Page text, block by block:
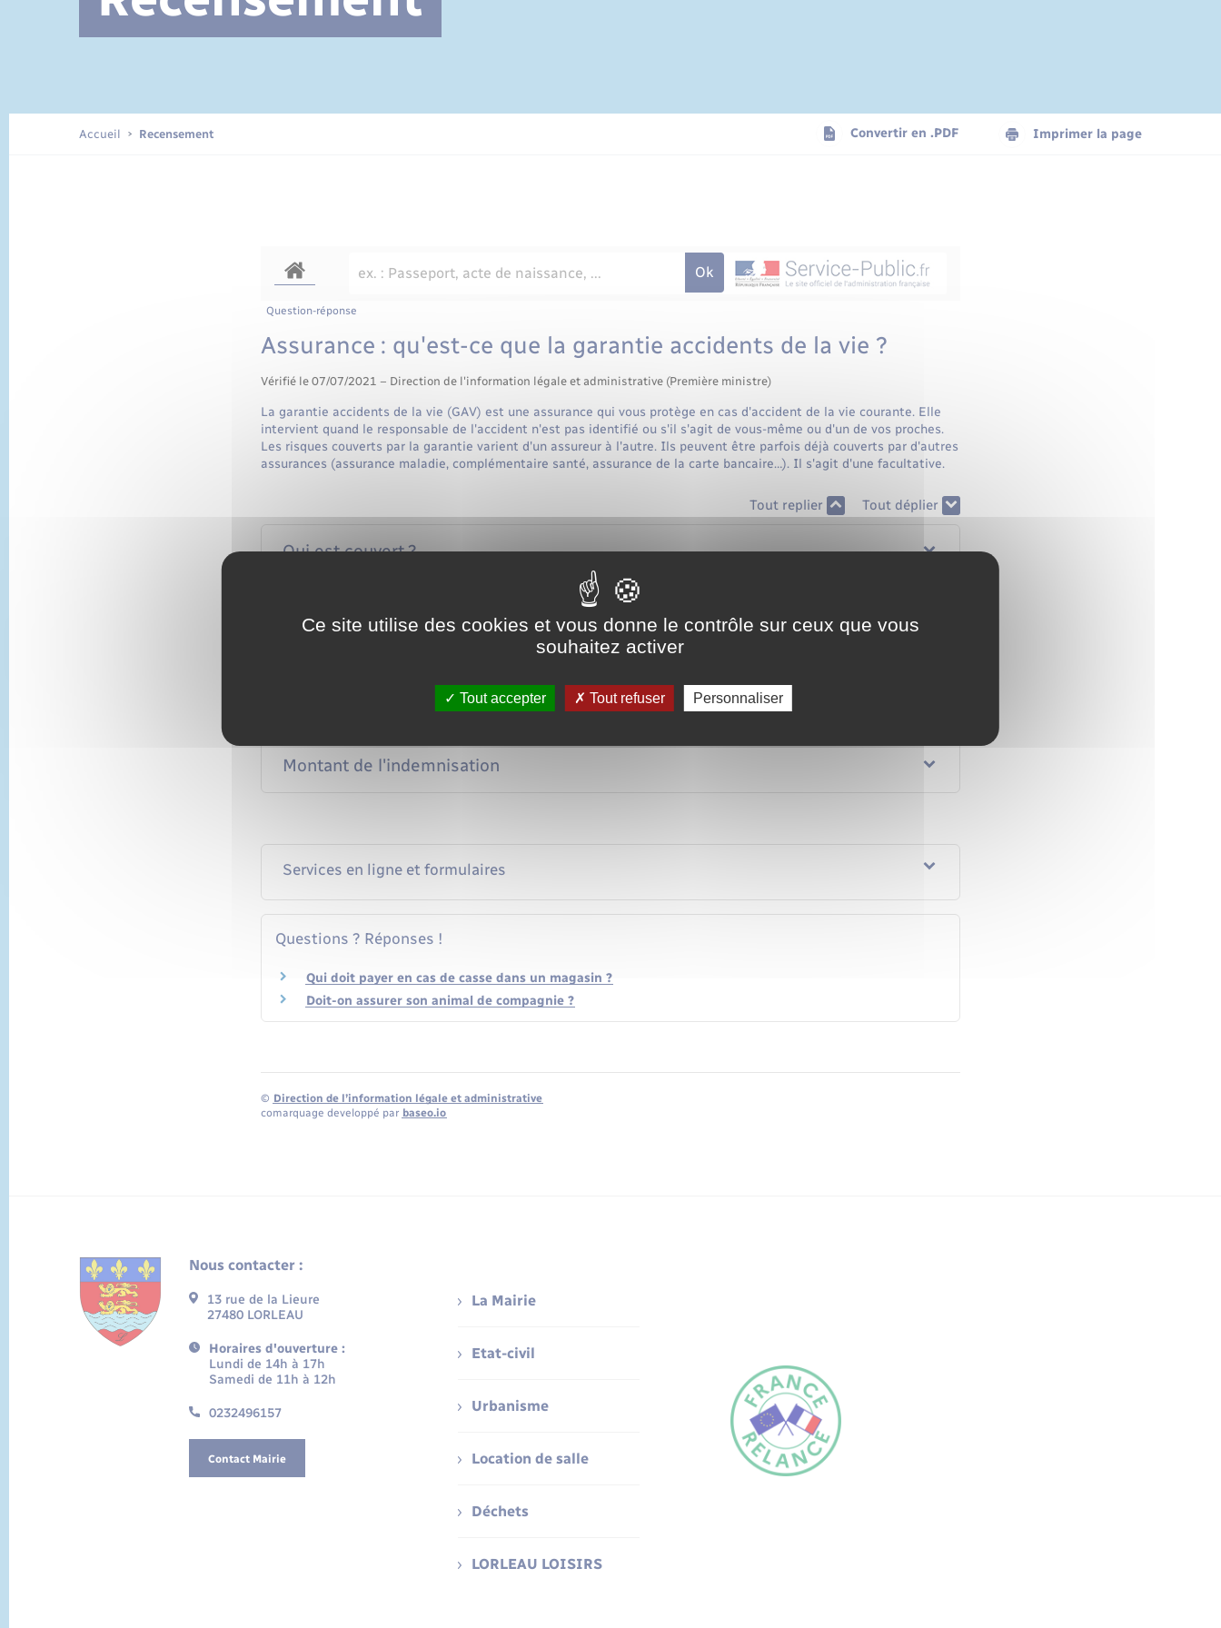
Documents d’identité
Accueil Recensement Convertir en .PDF Imprimer la page
Question-réponse
Assurance : qu'est-ce que la garantie accidents de la vie ?
Vérifié le 07/07/2021 – Direction de l'information légale et administrative (Première ministre)
La garantie accidents de la vie (GAV) est une assurance qui vous protège en cas d'accident de la vie courante. Elle
intervient quand le responsable de l'accident n'est pas identifié ou s'il s'agit de vous-même ou d'un de vos proches.
Les risques couverts par la garantie varient d'un assureur à l'autre. Ils peuvent être parfois déjà couverts par d'autres
assurances (assurance maladie, complémentaire santé, assurance de la carte bancaire…). Il s'agit d'une facultative.
Tout replier Tout déplier
Qui est couvert ?
Délai d'indemnisation
Montant de l'indemnisation
Services en ligne et formulaires
Questions ? Réponses !
Qui doit payer en cas de casse dans un magasin ?
Doit-on assurer son animal de compagnie ?
© Direction de l’information légale et administrative
comarquage developpé par baseo.io
Nous contacter :
13 rue de la Lieure
27480 LORLEAU
Horaires d'ouverture :
Lundi de 14h à 17h
Samedi de 11h à 12h
0232496157
Contact Mairie
La Mairie
Etat-civil
Urbanisme
Location de salle
Déchets
LORLEAU LOISIRS
Ce site utilise des cookies et vous donne le contrôle sur ceux que vous
souhaitez activer
Tout accepter Tout refuser Personnaliser